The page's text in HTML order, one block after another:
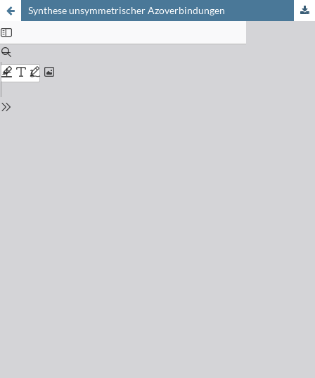
Synthese unsymmetrischer Azoverbindungen